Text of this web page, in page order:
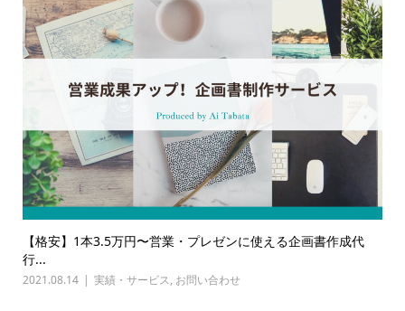
【格安】1本3.5万円〜営業・プレゼンに使える企画書作成代
行...
2021.08.14 実績・サービス, お問い合わせ